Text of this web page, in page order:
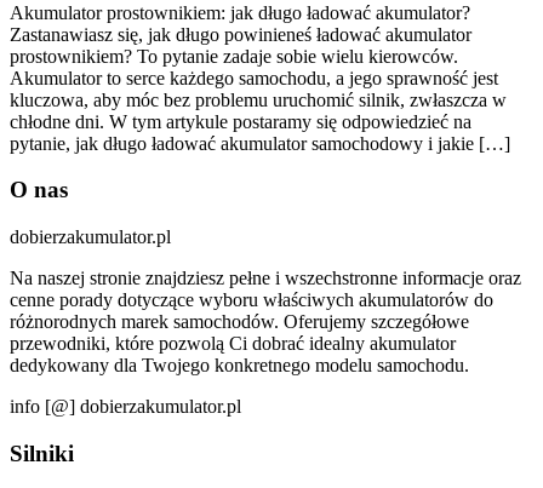
Akumulator prostownikiem: jak długo ładować akumulator?
Zastanawiasz się, jak długo powinieneś ładować akumulator
prostownikiem? To pytanie zadaje sobie wielu kierowców.
Akumulator to serce każdego samochodu, a jego sprawność jest
kluczowa, aby móc bez problemu uruchomić silnik, zwłaszcza w
chłodne dni. W tym artykule postaramy się odpowiedzieć na
pytanie, jak długo ładować akumulator samochodowy i jakie […]
O nas
dobierzakumulator.pl
Na naszej stronie znajdziesz pełne i wszechstronne informacje oraz
cenne porady dotyczące wyboru właściwych akumulatorów do
różnorodnych marek samochodów. Oferujemy szczegółowe
przewodniki, które pozwolą Ci dobrać idealny akumulator
dedykowany dla Twojego konkretnego modelu samochodu.
info [@] dobierzakumulator.pl
Silniki